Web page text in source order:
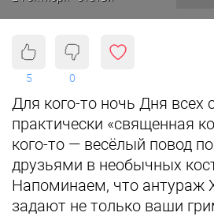
5 0
Для кого-то ночь Дня всех
практически «священная
кого-то — весёлый повод
друзьями в необычных
Напоминаем, что антураж
задают не только ваши